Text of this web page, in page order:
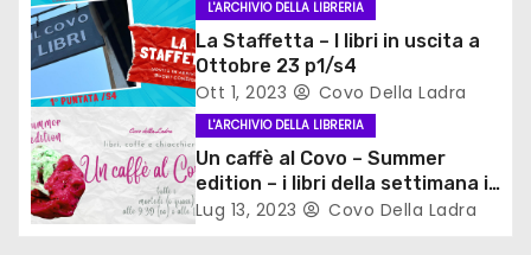
a
r
t
i
c
L'ARCHIVIO DELLA LIBRERIA
La Staffetta – I libri in uscita a
Ottobre 23 p1/s4
Ott 1, 2023 Covo Della Ladra
L'ARCHIVIO DELLA LIBRERIA
Un caffè al Covo – Summer
edition – i libri della settimana in
vetrina
Lug 13, 2023 Covo Della Ladra